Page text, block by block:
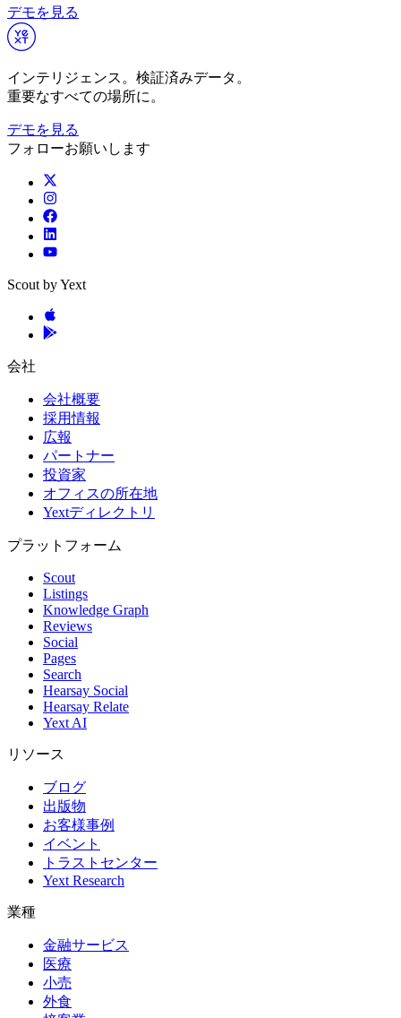
デモを見る
インテリジェンス。検証済みデータ。
重要なすべての場所に。
デモを見る
フォローお願いします
Scout by Yext
会社
会社概要
採用情報
広報
パートナー
投資家
オフィスの所在地
Yextディレクトリ
プラットフォーム
Scout
Listings
Knowledge Graph
Reviews
Social
Pages
Search
Hearsay Social
Hearsay Relate
Yext AI
リソース
ブログ
出版物
お客様事例
イベント
トラストセンター
Yext Research
業種
金融サービス
医療
小売
外食